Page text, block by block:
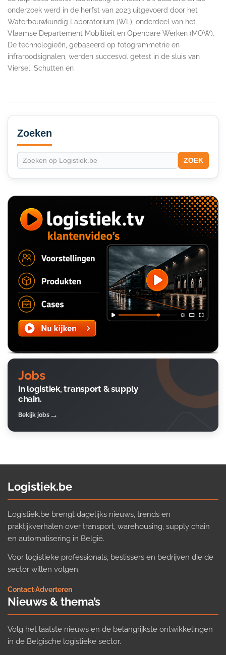
onderzoek werd in de herfst van 2023 uitgevoerd door het
Waterbouwkundig Laboratorium (WL), onderdeel van het
Vlaamse Departement Mobiliteit en Openbare Werken (MOW).
De technologieën, gebaseerd op fotogrammetrie en
infraroodsignalen, werden succesvol getest in de sluis van
Viersel. Schutten en
Secondary
Sidebar
Zoeken
ZOEK
Jobs
in logistiek, transport & supply
chain.
Bekijk jobs
Logistiek.be
Logistiek.be brengt dagelijks nieuws, trends en
praktijkverhalen over transport, warehousing, supply chain
en automatisering in België.
Voor logistieke professionals, beslissers en bedrijven die de
sector willen volgen.
Contact·Adverteren
Nieuws & thema’s
Volg het laatste nieuws en de belangrijkste ontwikkelingen
in de Belgische logistieke sector.